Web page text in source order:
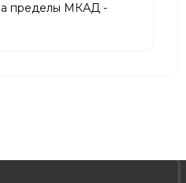
пределы МКАД -